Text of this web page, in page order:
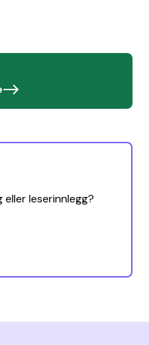
leserinnlegg?